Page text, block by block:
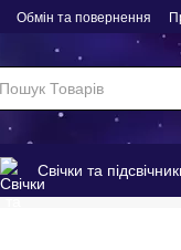
Обмін та повернення
Свічки та